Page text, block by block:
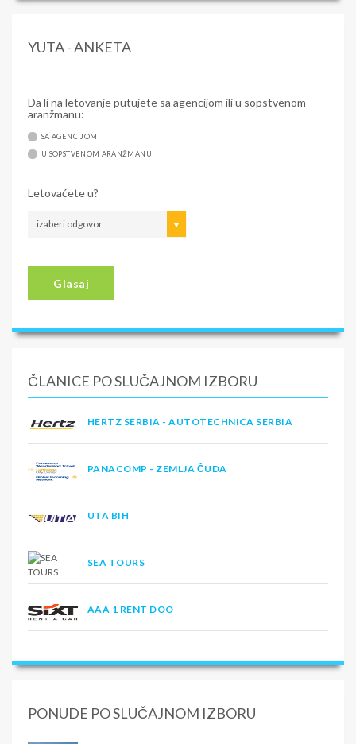
YUTA - ANKETA
Da li na letovanje putujete sa agencijom ili u sopstvenom
aranžmanu:
SA AGENCIJOM
U SOPSTVENOM ARANŽMANU
Letovaćete u?
izaberi odgovor
Glasaj
ČLANICE PO SLUČAJNOM IZBORU
HERTZ SERBIA - AUTOTECHNICA SERBIA
PANACOMP - ZEMLJA ČUDA
UTA BIH
SEA TOURS
AAA 1 RENT DOO
PONUDE PO SLUČAJNOM IZBORU